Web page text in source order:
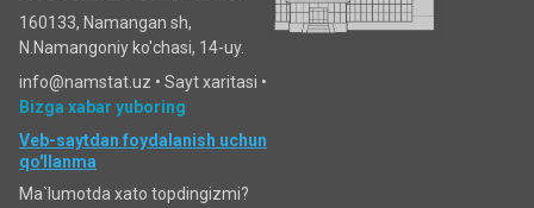
160133, Namangan sh,
N.Namangoniy ko'chasi, 14-uy.
info@namstat.uz • Sayt xaritasi •
Bizga xabar yuboring
Veb-saytdan foydalanish uchun
qo'llanma
Ma`lumotda xato topdingizmi?